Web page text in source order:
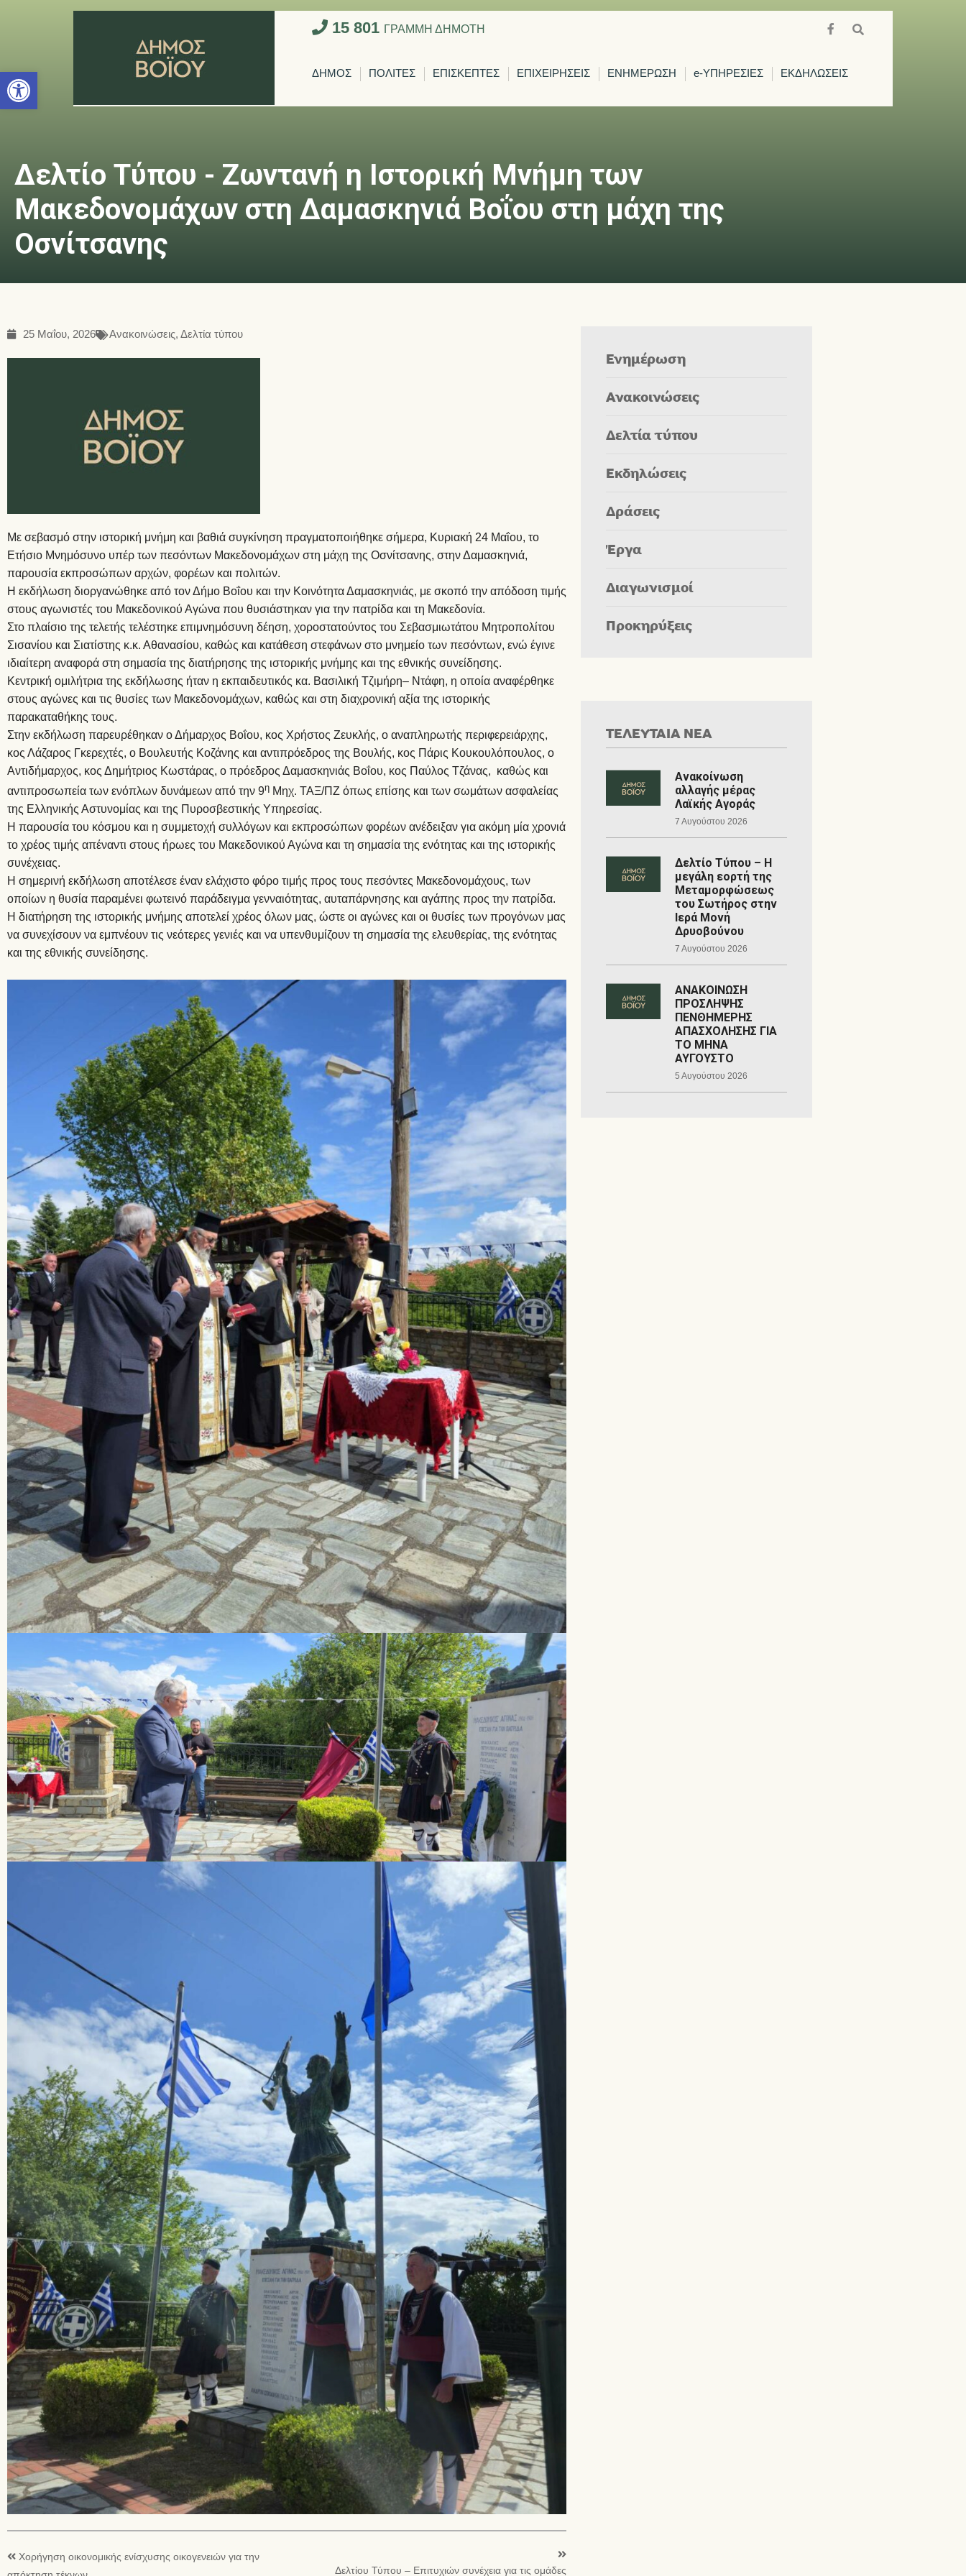
Ανοίξτε τη γραμμή εργαλείων
15 801 ΓΡΑΜΜΗ ΔΗΜΟΤΗ
ΔΗΜΟΣ ΠΟΛΙΤΕΣ ΕΠΙΣΚΕΠΤΕΣ ΕΠΙΧΕΙΡΗΣΕΙΣ ΕΝΗΜΕΡΩΣΗ e-ΥΠΗΡΕΣΙΕΣ ΕΚΔΗΛΩΣΕΙΣ
Δελτίο Τύπου - Ζωντανή η Ιστορική Μνήμη των
Μακεδονομάχων στη Δαμασκηνιά Βοΐου στη μάχη της
Οσνίτσανης
25 Μαΐου, 2026 Ανακοινώσεις,Δελτία τύπου
Με σεβασμό στην ιστορική μνήμη και βαθιά συγκίνηση πραγματοποιήθηκε σήμερα, Κυριακή 24 Μαΐου, το
Ετήσιο Μνημόσυνο υπέρ των πεσόντων Μακεδονομάχων στη μάχη της Οσνίτσανης, στην Δαμασκηνιά,
παρουσία εκπροσώπων αρχών, φορέων και πολιτών.
Η εκδήλωση διοργανώθηκε από τον Δήμο Βοΐου και την Κοινότητα Δαμασκηνιάς, με σκοπό την απόδοση τιμής
στους αγωνιστές του Μακεδονικού Αγώνα που θυσιάστηκαν για την πατρίδα και τη Μακεδονία.
Στο πλαίσιο της τελετής τελέστηκε επιμνημόσυνη δέηση, χοροστατούντος του Σεβασμιωτάτου Μητροπολίτου
Σισανίου και Σιατίστης κ.κ. Αθανασίου, καθώς και κατάθεση στεφάνων στο μνημείο των πεσόντων, ενώ έγινε
ιδιαίτερη αναφορά στη σημασία της διατήρησης της ιστορικής μνήμης και της εθνικής συνείδησης.
Κεντρική ομιλήτρια της εκδήλωσης ήταν η εκπαιδευτικός κα. Βασιλική Τζιμήρη– Ντάφη, η οποία αναφέρθηκε
στους αγώνες και τις θυσίες των Μακεδονομάχων, καθώς και στη διαχρονική αξία της ιστορικής
παρακαταθήκης τους.
Στην εκδήλωση παρευρέθηκαν ο Δήμαρχος Βοΐου, κος Χρήστος Ζευκλής, ο αναπληρωτής περιφερειάρχης,
κος Λάζαρος Γκερεχτές, ο Βουλευτής Κοζάνης και αντιπρόεδρος της Βουλής, κος Πάρις Κουκουλόπουλος, ο
Αντιδήμαρχος, κος Δημήτριος Κωστάρας, ο πρόεδρος Δαμασκηνιάς Βοΐου, κος Παύλος Τζάνας, καθώς και
αντιπροσωπεία των ενόπλων δυνάμεων από την 9η Μηχ. ΤΑΞ/ΠΖ όπως επίσης και των σωμάτων ασφαλείας
της Ελληνικής Αστυνομίας και της Πυροσβεστικής Υπηρεσίας.
Η παρουσία του κόσμου και η συμμετοχή συλλόγων και εκπροσώπων φορέων ανέδειξαν για ακόμη μία χρονιά
το χρέος τιμής απέναντι στους ήρωες του Μακεδονικού Αγώνα και τη σημασία της ενότητας και της ιστορικής
συνέχειας.
Η σημερινή εκδήλωση αποτέλεσε έναν ελάχιστο φόρο τιμής προς τους πεσόντες Μακεδονομάχους, των
οποίων η θυσία παραμένει φωτεινό παράδειγμα γενναιότητας, αυταπάρνησης και αγάπης προς την πατρίδα.
Η διατήρηση της ιστορικής μνήμης αποτελεί χρέος όλων μας, ώστε οι αγώνες και οι θυσίες των προγόνων μας
να συνεχίσουν να εμπνέουν τις νεότερες γενιές και να υπενθυμίζουν τη σημασία της ελευθερίας, της ενότητας
και της εθνικής συνείδησης.
Χορήγηση οικονομικής ενίσχυσης οικογενειών για την
Δελτίου Τύπου – Επιτυχιών συνέχεια για τις ομάδες
Ενημέρωση
Ανακοινώσεις
Δελτία τύπου
Εκδηλώσεις
Δράσεις
Έργα
Διαγωνισμοί
Προκηρύξεις
ΤΕΛΕΥΤΑΙΑ ΝΕΑ
Ανακοίνωση
αλλαγής μέρας
Λαϊκής Αγοράς
7 Αυγούστου 2026
Δελτίο Τύπου – Η
μεγάλη εορτή της
Μεταμορφώσεως
του Σωτήρος στην
Ιερά Μονή
Δρυοβούνου
7 Αυγούστου 2026
ΑΝΑΚΟΙΝΩΣΗ
ΠΡΟΣΛΗΨΗΣ
ΠΕΝΘΗΜΕΡΗΣ
ΑΠΑΣΧΟΛΗΣΗΣ ΓΙΑ
ΤΟ ΜΗΝΑ
ΑΥΓΟΥΣΤΟ
5 Αυγούστου 2026